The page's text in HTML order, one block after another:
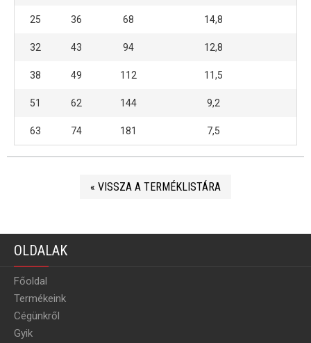
25 36 68 14,8
32 43 94 12,8
38 49 112 11,5
51 62 144 9,2
63 74 181 7,5
« VISSZA A TERMÉKLISTÁRA
OLDALAK
Főoldal
Termékeink
Cégünkről
Gyik